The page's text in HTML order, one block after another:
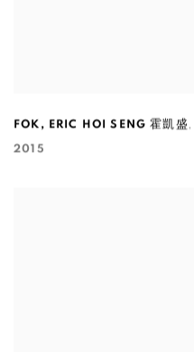
FOK , ERIC HOI SENG 霍凱盛 ,
2015